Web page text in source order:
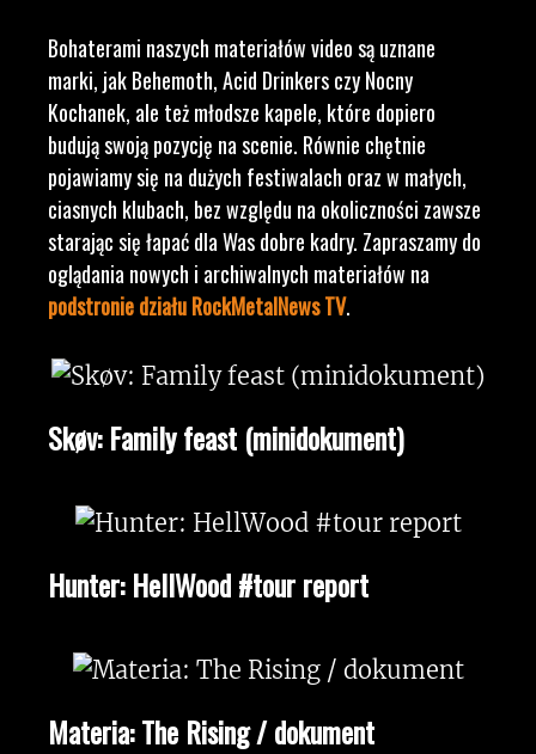
Bohaterami naszych materiałów video są uznane
marki, jak Behemoth, Acid Drinkers czy Nocny
Kochanek, ale też młodsze kapele, które dopiero
budują swoją pozycję na scenie. Równie chętnie
pojawiamy się na dużych festiwalach oraz w małych,
ciasnych klubach, bez względu na okoliczności zawsze
starając się łapać dla Was dobre kadry. Zapraszamy do
oglądania nowych i archiwalnych materiałów na
podstronie działu RockMetalNews TV.
Skøv: Family feast (minidokument)
Hunter: HellWood #tour report
Materia: The Rising / dokument